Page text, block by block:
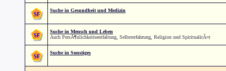
Suche in Gesundheit und Medizin
Suche in Mensch und Leben
Auch PersÃ¶nlichkeitsentfaltung, Selbsterfahrung, Religion und SpiritualitÃ¤t
Suche in Sonstiges